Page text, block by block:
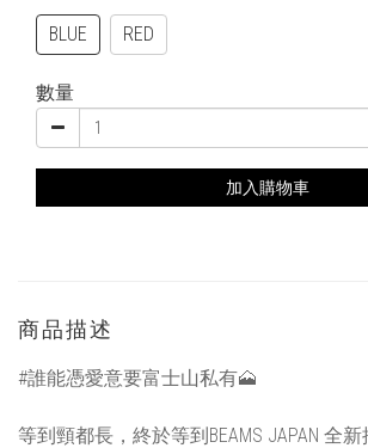
BLUE RED
數量
加入購物車
商品描述
#誰能憑愛意要富士山私有🗻
等到頸都長，終於等到BEAMS JAPAN 全